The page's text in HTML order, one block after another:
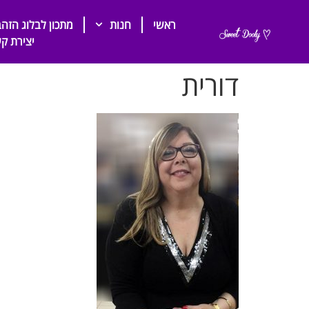
ראשי חנות מתכון לבלוג
יצירת
דורית